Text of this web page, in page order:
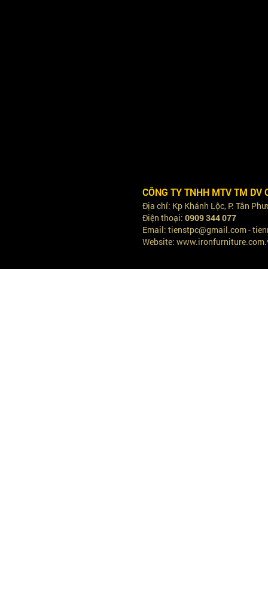
CÔNG TY TNHH MTV TM DV
Địa chỉ: Kp Khánh Lộc, P. Tân
Điện thoại: 0909 344 077
Email: tienstpc@gmail.com -
Website: